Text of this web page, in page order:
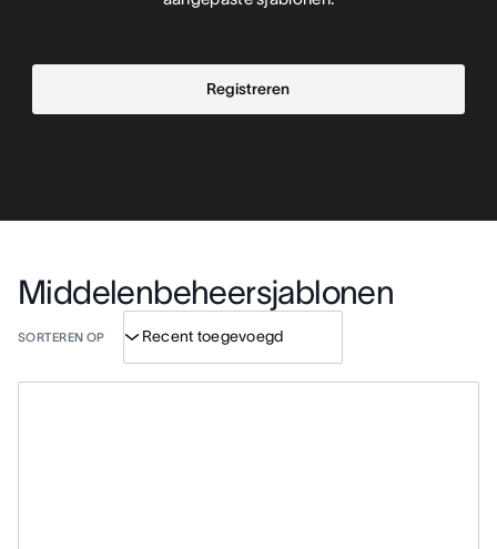
Registreren
Middelenbeheersjablonen
SORTEREN OP